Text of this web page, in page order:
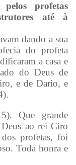
profetas
até à
dando a sua
do profeta
a casa e
do Deus de
e de Dario, e
Que grande
ao rei Ciro
profetas, foi
Toda honra e